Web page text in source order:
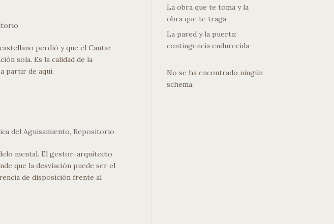
perdió y que el Cantar
sola. Es la calidad de la
partir de aquí.
del Aguisamiento, Repositorio
mental. El gestor-arquitecto
que la desviación puede ser el
de disposición frente al
La obra que te toma y la
obra que te traga
La pared y la puerta:
contingencia endurecida
No se ha encontrado ningún
schema.